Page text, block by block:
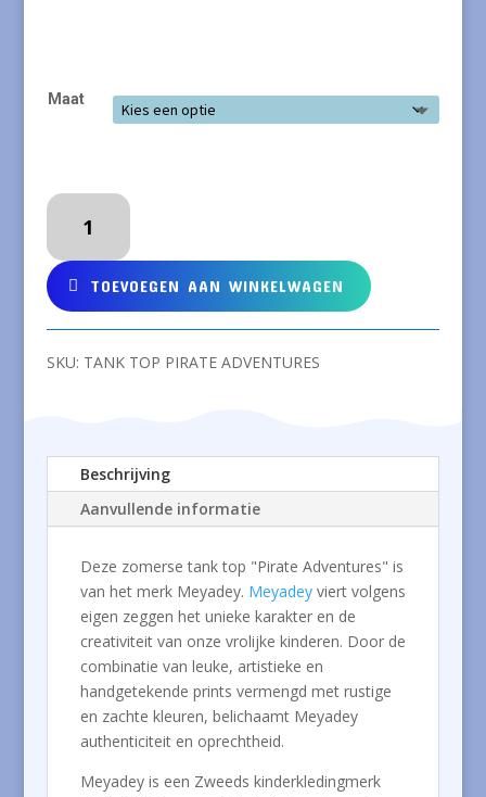
Maat
MEYADEY
top
Pirate
Adventures
aantal
TOEVOEGEN AAN WINKELWAGEN
SKU: TANK TOP PIRATE ADVENTURES
Beschrijving
Aanvullende informatie
Deze zomerse tank top "Pirate Adventures" is
van het merk Meyadey. Meyadeyviert volgens
eigen zeggen het unieke karakter en de
creativiteit van onze vrolijke kinderen. Door de
combinatie van leuke, artistieke en
handgetekende prints vermengd met rustige
en zachte kleuren, belichaamt Meyadey
authenticiteit en oprechtheid.
Meyadey is een Zweeds kinderkledingmerk